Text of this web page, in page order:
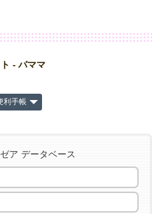
- パママ
利手帳
ア データベース